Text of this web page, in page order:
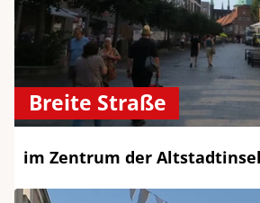
Breite Straße
im Zentrum der Altstadtinsel